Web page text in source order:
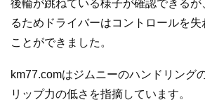
後輪が跳ねている様子が確認できる
るためドライバーはコントロールを失
ことができました。
km77.comはジムニーのハンドリング
リップ力の低さを指摘しています。